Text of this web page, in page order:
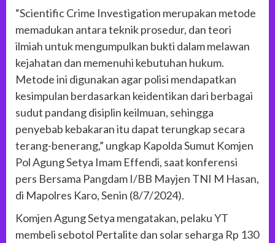
“Scientific Crime Investigation merupakan metode
memadukan antara teknik prosedur, dan teori
ilmiah untuk mengumpulkan bukti dalam melawan
kejahatan dan memenuhi kebutuhan hukum.
Metode ini digunakan agar polisi mendapatkan
kesimpulan berdasarkan keidentikan dari berbagai
sudut pandang disiplin keilmuan, sehingga
penyebab kebakaran itu dapat terungkap secara
terang-benerang,” ungkap Kapolda Sumut Komjen
Pol Agung Setya Imam Effendi, saat konferensi
pers Bersama Pangdam I/BB Mayjen TNI M Hasan,
di Mapolres Karo, Senin (8/7/2024).
Komjen Agung Setya mengatakan, pelaku YT
membeli sebotol Pertalite dan solar seharga Rp 130